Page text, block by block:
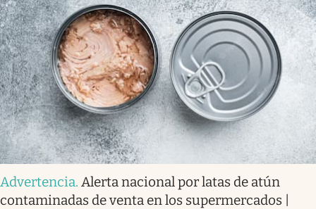
Advertencia. Alerta nacional por latas de atún
contaminadas de venta en los supermercados |